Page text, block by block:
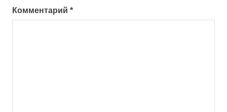
Комментарий *